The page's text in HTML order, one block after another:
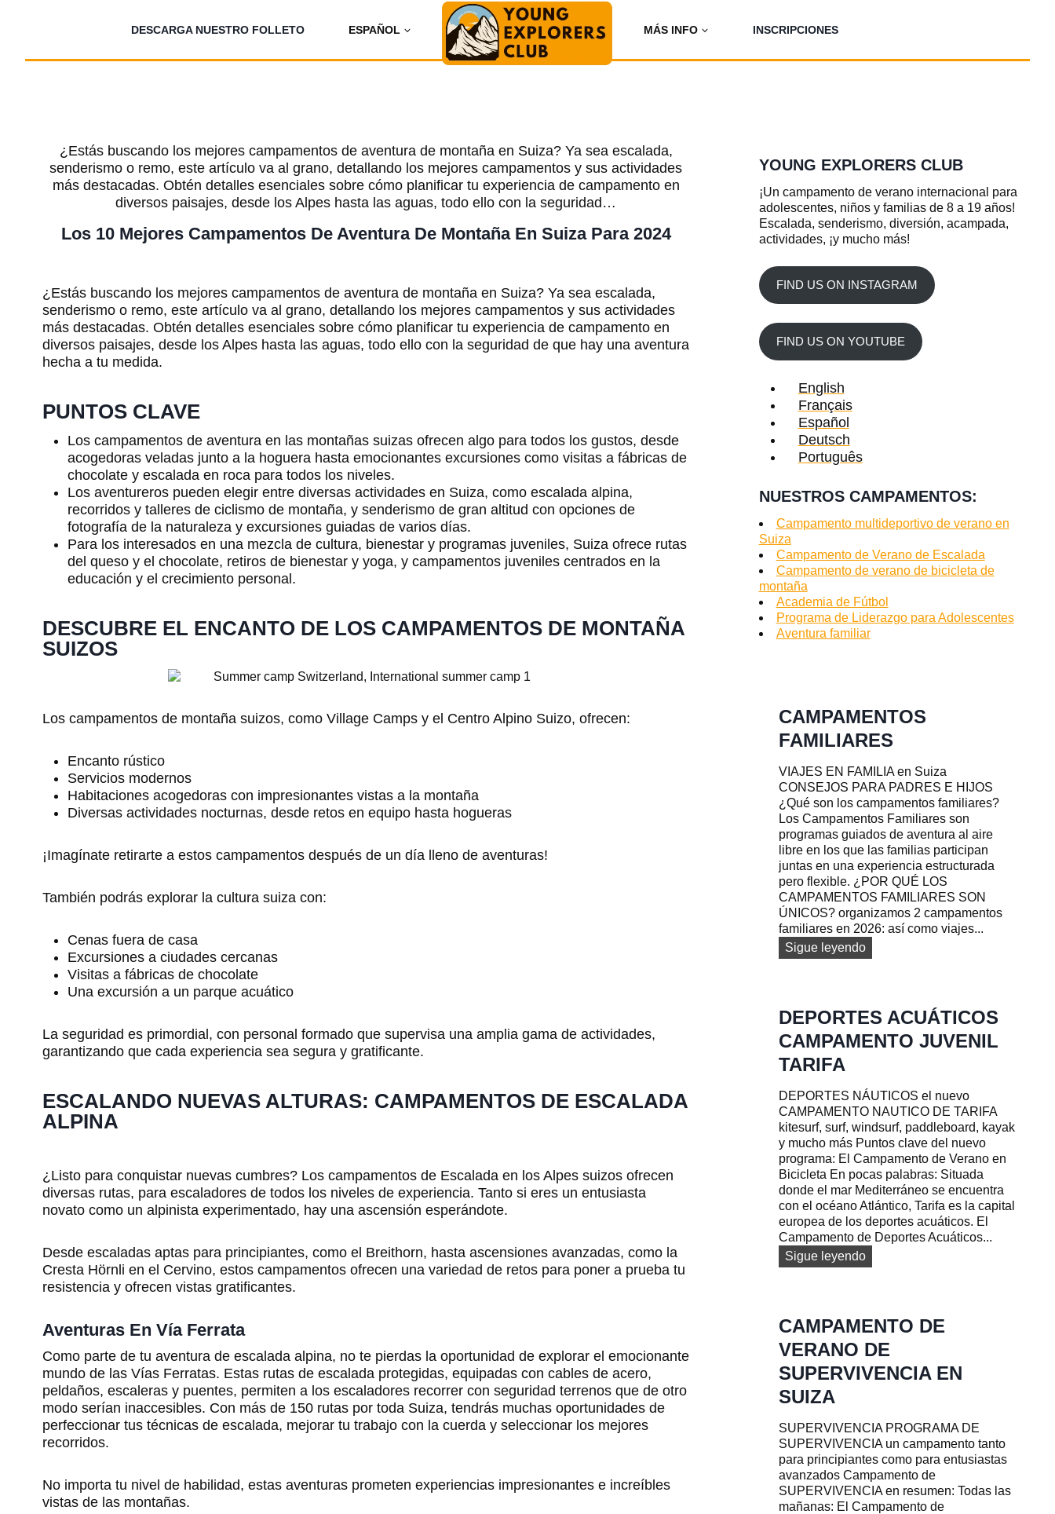
DESCARGA NUESTRO FOLLETO ESPAÑOL MÁS INFO INSCRIPCIONES
Los 10 Mejores Campamentos De Aventura De Montaña En Suiza Para 2024
¿Estás buscando los mejores campamentos de aventura de montaña en Suiza? Ya sea escalada,
senderismo o remo, este artículo va al grano, detallando los mejores campamentos y sus actividades
más destacadas. Obtén detalles esenciales sobre cómo planificar tu experiencia de campamento en
diversos paisajes, desde los Alpes hasta las aguas, todo ello con la seguridad…
¿Estás buscando los mejores campamentos de aventura de montaña en Suiza? Ya sea escalada,
senderismo o remo, este artículo va al grano, detallando los mejores campamentos y sus actividades
más destacadas. Obtén detalles esenciales sobre cómo planificar tu experiencia de campamento en
diversos paisajes, desde los Alpes hasta las aguas, todo ello con la seguridad de que hay una aventura
hecha a tu medida.
PUNTOS CLAVE
Los campamentos de aventura en las montañas suizas ofrecen algo para todos los gustos, desde
acogedoras veladas junto a la hoguera hasta emocionantes excursiones como visitas a fábricas de
chocolate y escalada en roca para todos los niveles.
Los aventureros pueden elegir entre diversas actividades en Suiza, como escalada alpina,
recorridos y talleres de ciclismo de montaña, y senderismo de gran altitud con opciones de
fotografía de la naturaleza y excursiones guiadas de varios días.
Para los interesados en una mezcla de cultura, bienestar y programas juveniles, Suiza ofrece rutas
del queso y el chocolate, retiros de bienestar y yoga, y campamentos juveniles centrados en la
educación y el crecimiento personal.
DESCUBRE EL ENCANTO DE LOS CAMPAMENTOS DE MONTAÑA
SUIZOS
Los campamentos de montaña suizos, como Village Camps y el Centro Alpino Suizo, ofrecen:
Encanto rústico
Servicios modernos
Habitaciones acogedoras con impresionantes vistas a la montaña
Diversas actividades nocturnas, desde retos en equipo hasta hogueras
¡Imagínate retirarte a estos campamentos después de un día lleno de aventuras!
También podrás explorar la cultura suiza con:
Cenas fuera de casa
Excursiones a ciudades cercanas
Visitas a fábricas de chocolate
Una excursión a un parque acuático
La seguridad es primordial, con personal formado que supervisa una amplia gama de actividades,
garantizando que cada experiencia sea segura y gratificante.
ESCALANDO NUEVAS ALTURAS: CAMPAMENTOS DE ESCALADA
ALPINA
¿Listo para conquistar nuevas cumbres? Los campamentos de Escalada en los Alpes suizos ofrecen
diversas rutas, para escaladores de todos los niveles de experiencia. Tanto si eres un entusiasta
novato como un alpinista experimentado, hay una ascensión esperándote.
Desde escaladas aptas para principiantes, como el Breithorn, hasta ascensiones avanzadas, como la
Cresta Hörnli en el Cervino, estos campamentos ofrecen una variedad de retos para poner a prueba tu
resistencia y ofrecen vistas gratificantes.
Aventuras En Vía Ferrata
Como parte de tu aventura de escalada alpina, no te pierdas la oportunidad de explorar el emocionante
mundo de las Vías Ferratas. Estas rutas de escalada protegidas, equipadas con cables de acero,
peldaños, escaleras y puentes, permiten a los escaladores recorrer con seguridad terrenos que de otro
modo serían inaccesibles. Con más de 150 rutas por toda Suiza, tendrás muchas oportunidades de
perfeccionar tus técnicas de escalada, mejorar tu trabajo con la cuerda y seleccionar los mejores
recorridos.
No importa tu nivel de habilidad, estas aventuras prometen experiencias impresionantes e increíbles
vistas de las montañas.
YOUNG EXPLORERS CLUB
¡Un campamento de verano internacional para
adolescentes, niños y familias de 8 a 19 años!
Escalada, senderismo, diversión, acampada,
actividades, ¡y mucho más!
FIND US ON INSTAGRAM
FIND US ON YOUTUBE
English
Français
Español
Deutsch
Português
NUESTROS CAMPAMENTOS:
Campamento multideportivo de verano en
Suiza
Campamento de Verano de Escalada
Campamento de verano de bicicleta de
montaña
Academia de Fútbol
Programa de Liderazgo para Adolescentes
Aventura familiar
CAMPAMENTOS
FAMILIARES
VIAJES EN FAMILIA en Suiza
CONSEJOS PARA PADRES E HIJOS
¿Qué son los campamentos familiares?
Los Campamentos Familiares son
programas guiados de aventura al aire
libre en los que las familias participan
juntas en una experiencia estructurada
pero flexible. ¿POR QUÉ LOS
CAMPAMENTOS FAMILIARES SON
ÚNICOS? organizamos 2 campamentos
familiares en 2026: así como viajes...
Sigue leyendoc
a
a
m
e
o
s
f
a
m
i
l
i
a
r
e
s
DEPORTES ACUÁTICOS
CAMPAMENTO JUVENIL
TARIFA
DEPORTES NÁUTICOS el nuevo
CAMPAMENTO NAUTICO DE TARIFA
kitesurf, surf, windsurf, paddleboard, kayak
y mucho más Puntos clave del nuevo
programa: El Campamento de Verano en
Bicicleta En pocas palabras: Situada
donde el mar Mediterráneo se encuentra
con el océano Atlántico, Tarifa es la capital
europea de los deportes acuáticos. El
Campamento de Deportes Acuáticos...
Sigue leyendoD
E
R
T
E
S
A
Á
T
I
C
O
S
CAMPAMENTO DE
VERANO DE
SUPERVIVENCIA EN
SUIZA
SUPERVIVENCIA PROGRAMA DE
SUPERVIVENCIA un campamento tanto
para principiantes como para entusiastas
avanzados Campamento de
SUPERVIVENCIA en resumen: Todas las
mañanas: El Campamento de